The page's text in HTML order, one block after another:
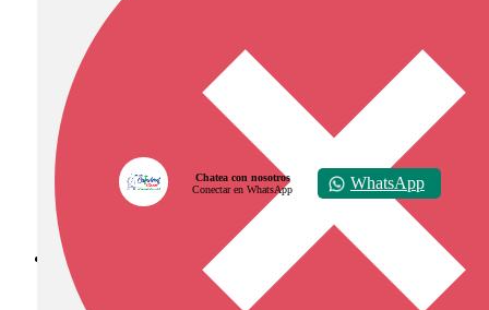
Diócesis de Zipaquirá
Chatea con nosotros
Conectar en WhatsApp
WhatsApp